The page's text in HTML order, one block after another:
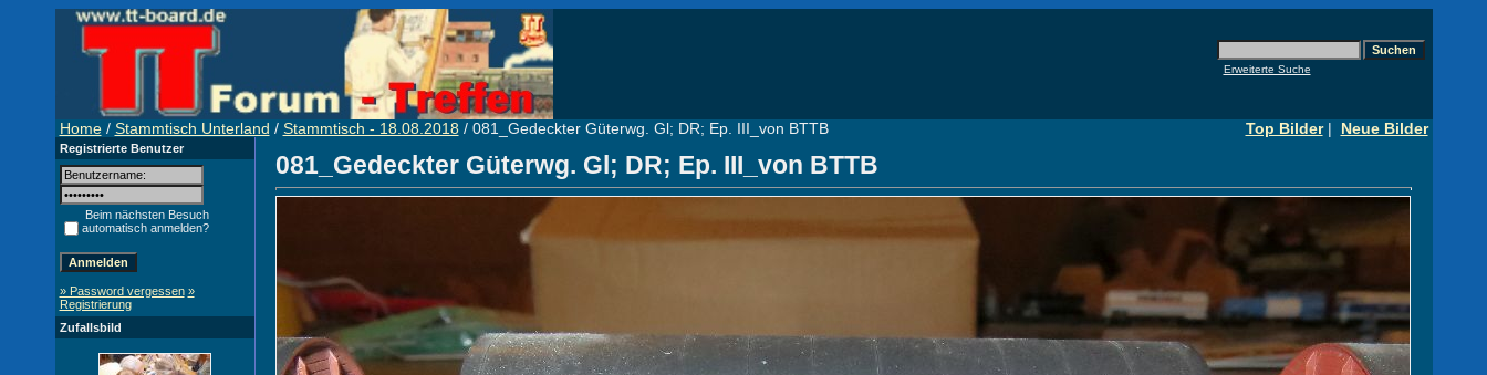
Erweiterte Suche
Home/ Stammtisch Unterland / Stammtisch - 18.08.2018/ 081_Gedeckter Güterwg. Gl; DR; Ep. III_von BTTB Top Bilder| Neue Bilder
Registrierte Benutzer
Beim nächsten Besuch
automatisch anmelden?
» Password vergessen »
Registrierung
Zufallsbild
081_Gedeckter Güterwg. Gl; DR; Ep. III_von BTTB